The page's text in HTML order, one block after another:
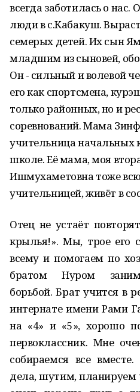
всегда заботилась о
люди в с.Кабакуш.
семерых детей. Их сын
младшим из сыновей,
Он - сильный и волевой
его как спортсмена,
только районных, но и
соревнований. Мама
учительница начальных
школе. Её мама, моя
Ишмухаметовна тоже
учительницей, живёт в
Отец не устаёт
крылья!». Мы, трое его
всему и помогаем по
братом Нуром
борьбой. Брат учится в
интернате имени Рами
на «4» и «5», хорошо
первоклассник. Мне
собираемся все
дела, шутим, планируем